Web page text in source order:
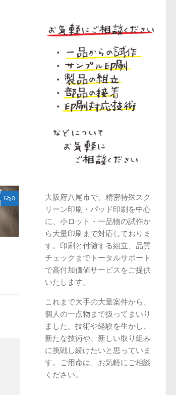
0
大阪府八尾市で、精密特殊スク
リーン印刷・パッド印刷を中心
に、小ロット・一品物の試作か
ら大量印刷まで対応しておりま
す。印刷と付随する組立、品質
チェックまでトータルサポート
で高付加価値サービスをご提供
いたします。
これまで大手の大量案件から、
個人の一点物まで扱ってまいり
ました。技術や経験を生かし、
新たな技術や、新しい取り組み
に挑戦し続けたいと思っていま
す。ご用命は、お気軽にご相談
ください。